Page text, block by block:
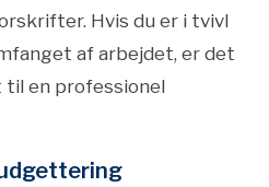
Hvis du er i tvivl
af arbejdet, er det
til en professionel